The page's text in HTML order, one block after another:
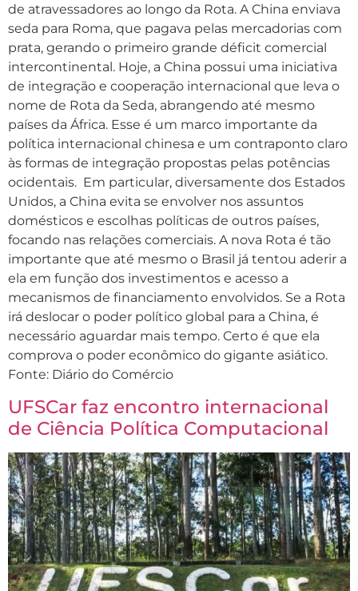
de atravessadores ao longo da Rota. A China enviava
seda para Roma, que pagava pelas mercadorias com
prata, gerando o primeiro grande déficit comercial
intercontinental. Hoje, a China possui uma iniciativa
de integração e cooperação internacional que leva o
nome de Rota da Seda, abrangendo até mesmo
países da África. Esse é um marco importante da
política internacional chinesa e um contraponto claro
às formas de integração propostas pelas potências
ocidentais. Em particular, diversamente dos Estados
Unidos, a China evita se envolver nos assuntos
domésticos e escolhas políticas de outros países,
focando nas relações comerciais. A nova Rota é tão
importante que até mesmo o Brasil já tentou aderir a
ela em função dos investimentos e acesso a
mecanismos de financiamento envolvidos. Se a Rota
irá deslocar o poder político global para a China, é
necessário aguardar mais tempo. Certo é que ela
comprova o poder econômico do gigante asiático.
Fonte: Diário do Comércio
UFSCar faz encontro internacional
de Ciência Política Computacional